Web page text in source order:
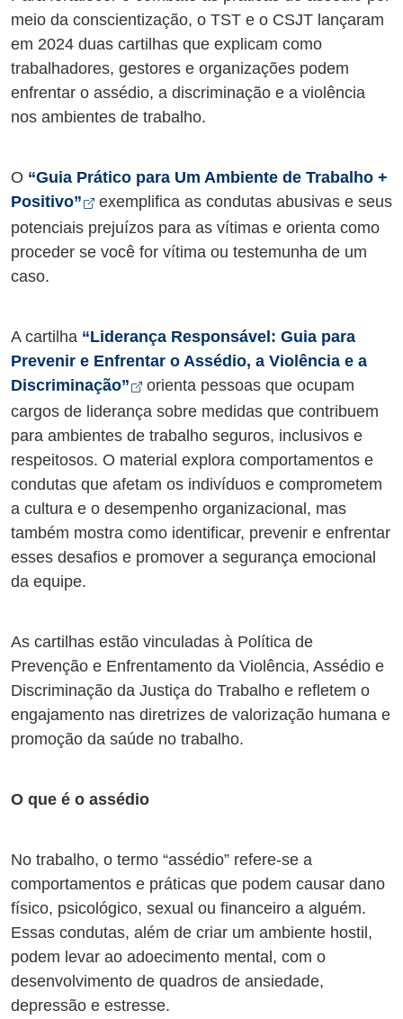
meio da conscientização, o TST e o CSJT lançaram
em 2024 duas cartilhas que explicam como
trabalhadores, gestores e organizações podem
enfrentar o assédio, a discriminação e a violência
nos ambientes de trabalho.
O “Guia Prático para Um Ambiente de Trabalho +
Positivo”
Abre em nova aba
exemplifica as condutas abusivas e seus
potenciais prejuízos para as vítimas e orienta como
proceder se você for vítima ou testemunha de um
caso.
A cartilha “Liderança Responsável: Guia para
Prevenir e Enfrentar o Assédio, a Violência e a
Discriminação”
Abre em nova aba
orienta pessoas que ocupam
cargos de liderança sobre medidas que contribuem
para ambientes de trabalho seguros, inclusivos e
respeitosos. O material explora comportamentos e
condutas que afetam os indivíduos e comprometem
a cultura e o desempenho organizacional, mas
também mostra como identificar, prevenir e enfrentar
esses desafios e promover a segurança emocional
da equipe.
As cartilhas estão vinculadas à Política de
Prevenção e Enfrentamento da Violência, Assédio e
Discriminação da Justiça do Trabalho e refletem o
engajamento nas diretrizes de valorização humana e
promoção da saúde no trabalho.
O que é o assédio
No trabalho, o termo “assédio” refere-se a
comportamentos e práticas que podem causar dano
físico, psicológico, sexual ou financeiro a alguém.
Essas condutas, além de criar um ambiente hostil,
podem levar ao adoecimento mental, com o
desenvolvimento de quadros de ansiedade,
depressão e estresse.